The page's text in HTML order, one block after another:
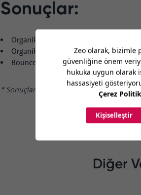
Sonuçlar:
Organik Oturum Sayısı (YoY): %82+
Organik Kullanıcı Sayısı (YoY): %68+
Bounce Rate (YoY): %17-
* Sonuçlar 2019-2020 / 2020-2021 olacak
Diğer